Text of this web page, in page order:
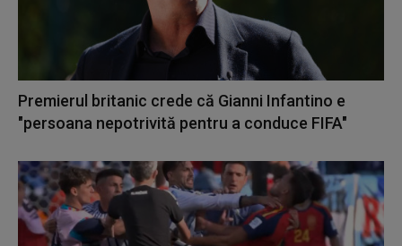
Premierul britanic crede că Gianni Infantino e
"persoana nepotrivită pentru a conduce FIFA"